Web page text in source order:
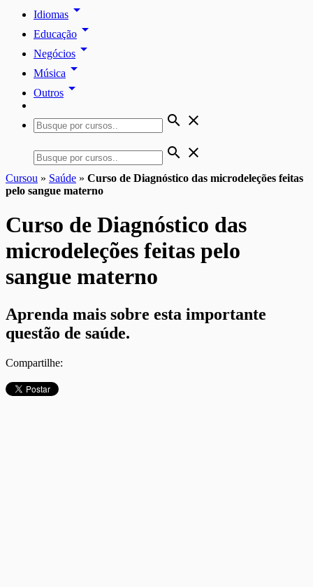
Idiomas arrow_drop_down
Educação arrow_drop_down
Negócios arrow_drop_down
Música arrow_drop_down
Outros arrow_drop_down
search close
search close
Cursou » Saúde » Curso de Diagnóstico das microdeleções feitas
pelo sangue materno
Curso de Diagnóstico das
microdeleções feitas pelo
sangue materno
Aprenda mais sobre esta importante
questão de saúde.
Compartilhe: